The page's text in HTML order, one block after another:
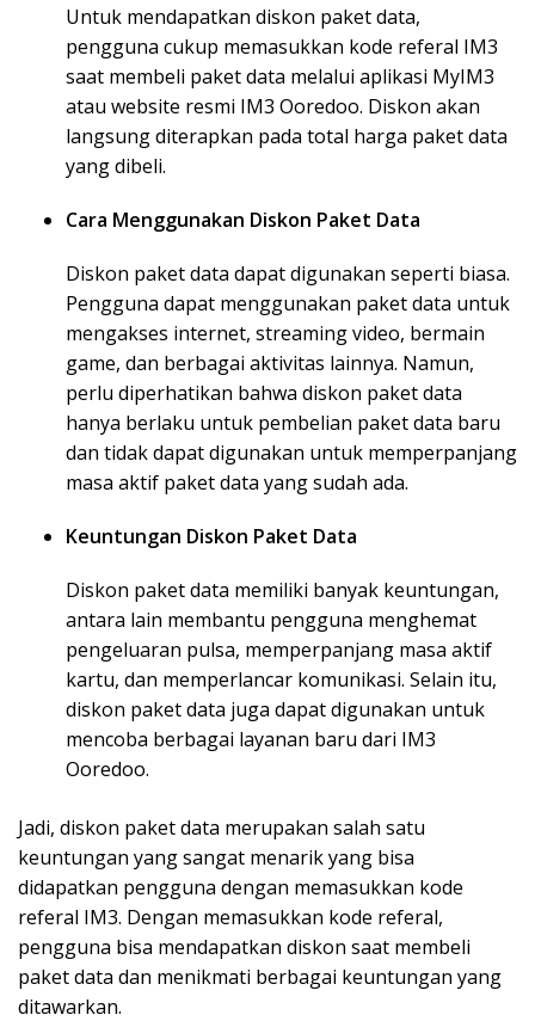
Untuk mendapatkan diskon paket data,
pengguna cukup memasukkan kode referal IM3
saat membeli paket data melalui aplikasi MyIM3
atau website resmi IM3 Ooredoo. Diskon akan
langsung diterapkan pada total harga paket data
yang dibeli.
Cara Menggunakan Diskon Paket Data
Diskon paket data dapat digunakan seperti biasa.
Pengguna dapat menggunakan paket data untuk
mengakses internet, streaming video, bermain
game, dan berbagai aktivitas lainnya. Namun,
perlu diperhatikan bahwa diskon paket data
hanya berlaku untuk pembelian paket data baru
dan tidak dapat digunakan untuk memperpanjang
masa aktif paket data yang sudah ada.
Keuntungan Diskon Paket Data
Diskon paket data memiliki banyak keuntungan,
antara lain membantu pengguna menghemat
pengeluaran pulsa, memperpanjang masa aktif
kartu, dan memperlancar komunikasi. Selain itu,
diskon paket data juga dapat digunakan untuk
mencoba berbagai layanan baru dari IM3
Ooredoo.
Jadi, diskon paket data merupakan salah satu
keuntungan yang sangat menarik yang bisa
didapatkan pengguna dengan memasukkan kode
referal IM3. Dengan memasukkan kode referal,
pengguna bisa mendapatkan diskon saat membeli
paket data dan menikmati berbagai keuntungan yang
ditawarkan.